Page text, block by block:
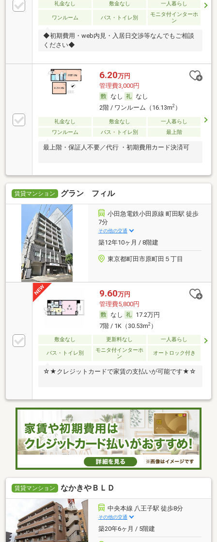
礼金なし 敷金なし 一人暮らし
ワンルーム バス・トイレ別
モニタ付インターホ
ン
◆初期費用・web内見・入居日交渉等なんでもご相談
ください◆
6.20万円
管理費3,000円
なし
なし
2階 / ワンルーム（16.13m2）
礼金なし 敷金なし
一人暮らし
ワンルーム
バス・トイレ別 最上階
最上階・保証人不要／代行 ・初期費用カード決済可
賃貸マンション グラン フィル
小田急電鉄小田原線 町田駅 徒歩
7分
その他の交通
築12年10ヶ月 / 8階建
東京都町田市原町田５丁目
9.60万円
管理費5,800円
なし
17.2万円
7階 / 1K（30.53m2）
敷金なし 更新料なし 一人暮らし
バス・トイレ別
モニタ付インターホ
ン
オートロック付き
☆★クレジットカードで家賃の支払いが可能です★☆
賃貸マンション なかきやＢＬＤ
中央本線 八王子駅 徒歩8分
その他の交通
築20年6ヶ月 / 5階建